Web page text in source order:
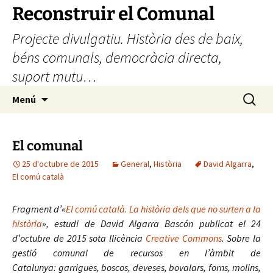
Vés
contingut
Reconstruir el Comunal
Projecte divulgatiu. Història des de baix,
béns comunals, democràcia directa,
suport mutu…
Menú Cerca:
El comunal
25 d'octubre de 2015 General, Història David Algarra,
El comú català
Fragment d’«El comú català. La història dels que no surten a la
història», estudi de David Algarra Bascón publicat el 24
d’octubre de 2015 sota llicència Creative Commons. Sobre la
gestió comunal de recursos en l’àmbit de
Catalunya: garrigues, boscos, deveses, bovalars, forns, molins,